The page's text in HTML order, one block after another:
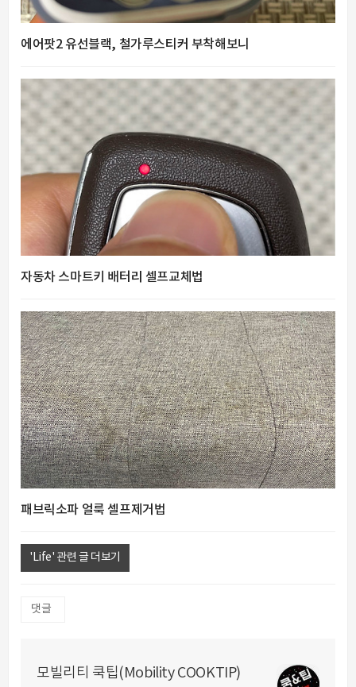
에어팟2 유선블랙, 철가루스티커 부착해보니
자동차 스마트키 배터리 셀프교체법
패브릭소파 얼룩 셀프제거법
'Life' 관련 글 더보기
댓글
모빌리티 쿡팁(Mobility COOKTIP)